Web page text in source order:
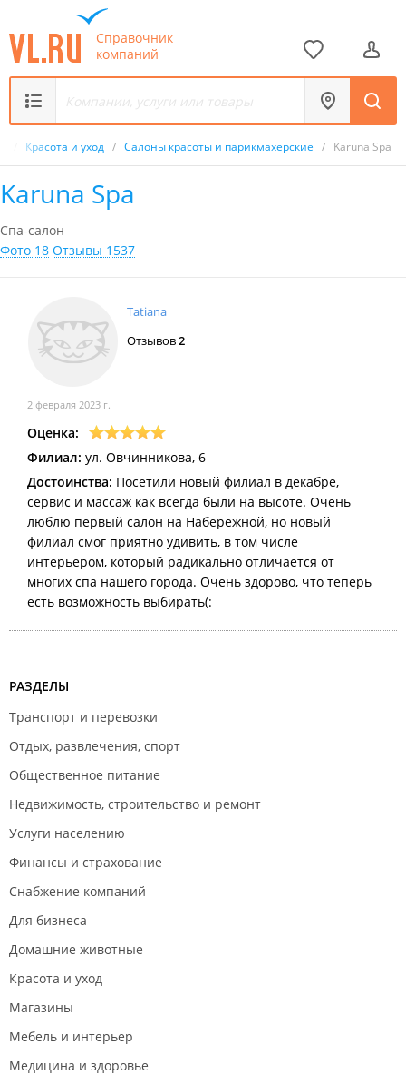
Справочник
компаний
Красота и уход / Салоны красоты и парикмахерские / Karuna Spa
Karuna Spa
Спа-салон
Фото 18 Отзывы 1537
Tatiana
Отзывов2
2 февраля 2023 г.
Оценка:
Филиал: ул. Овчинникова, 6
Достоинства: Посетили новый филиал в декабре,
сервис и массаж как всегда были на высоте. Очень
люблю первый салон на Набережной, но новый
филиал смог приятно удивить, в том числе
интерьером, который радикально отличается от
многих спа нашего города. Очень здорово, что теперь
есть возможность выбирать(:
РАЗДЕЛЫ
Транспорт и перевозки
Отдых, развлечения, спорт
Общественное питание
Недвижимость, строительство и ремонт
Услуги населению
Финансы и страхование
Снабжение компаний
Для бизнеса
Домашние животные
Красота и уход
Магазины
Мебель и интерьер
Медицина и здоровье